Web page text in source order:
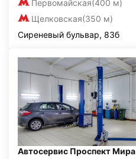
Первомайская(400 м)
Щелковская(350 м)
Сиреневый бульвар, 83б
Автосервис Проспект Мира